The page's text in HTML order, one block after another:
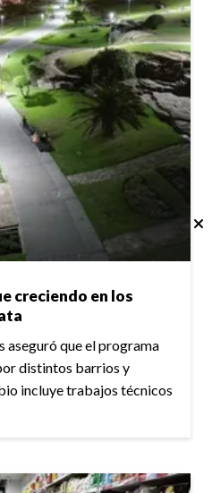
creciendo en los
aseguró que el programa
distintos barrios y
incluye trabajos técnicos